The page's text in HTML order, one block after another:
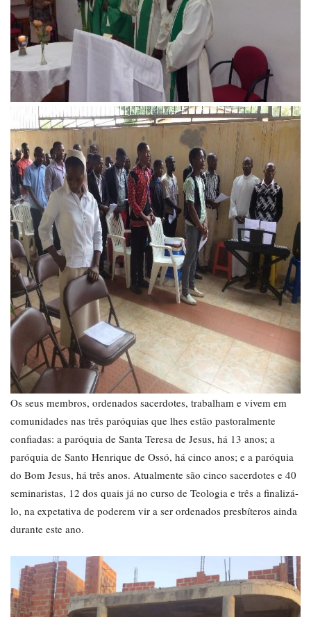
Os seus membros, ordenados sacerdotes, trabalham e vivem em
comunidades nas três paróquias que lhes estão pastoralmente
confiadas: a paróquia de Santa Teresa de Jesus, há 13 anos; a
paróquia de Santo Henrique de Ossó, há cinco anos; e a paróquia
do Bom Jesus, há três anos. Atualmente são cinco sacerdotes e 40
seminaristas, 12 dos quais já no curso de Teologia e três a finalizá-
lo, na expetativa de poderem vir a ser ordenados presbíteros ainda
durante este ano.